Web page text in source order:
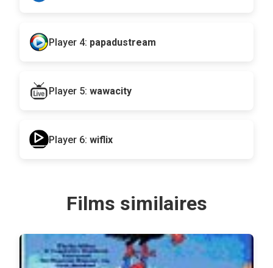
Player 4: papadustream
Player 5: wawacity
Player 6: wiflix
Films similaires